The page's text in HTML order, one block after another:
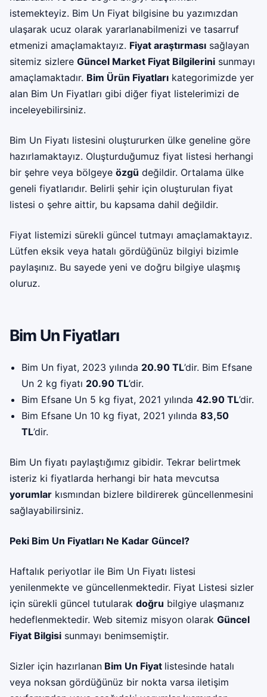
istemekteyiz. Bim Un Fiyat bilgisine bu yazımızdan
ulaşarak ucuz olarak yararlanabilmenizi ve tasarruf
etmenizi amaçlamaktayız. Fiyat araştırması sağlayan
sitemiz sizlere Güncel Market Fiyat Bilgilerini sunmayı
amaçlamaktadır. Bim Ürün Fiyatları kategorimizde yer
alan Bim Un Fiyatları gibi diğer fiyat listelerimizi de
inceleyebilirsiniz.
Bim Un Fiyatı listesini oluştururken ülke geneline göre
hazırlamaktayız. Oluşturduğumuz fiyat listesi herhangi
bir şehre veya bölgeye özgü değildir. Ortalama ülke
geneli fiyatlarıdır. Belirli şehir için oluşturulan fiyat
listesi o şehre aittir, bu kapsama dahil değildir.
Fiyat listemizi sürekli güncel tutmayı amaçlamaktayız.
Lütfen eksik veya hatalı gördüğünüz bilgiyi bizimle
paylaşınız. Bu sayede yeni ve doğru bilgiye ulaşmış
oluruz.
Bim Un Fiyatları
Bim Un fiyat, 2023 yılında 20.90 TL’dir. Bim Efsane
Un 2 kg fiyatı 20.90 TL’dir.
Bim Efsane Un 5 kg fiyat, 2021 yılında 42.90 TL’dir.
Bim Efsane Un 10 kg fiyat, 2021 yılında 83,50
TL’dir.
Bim Un fiyatı paylaştığımız gibidir. Tekrar belirtmek
isteriz ki fiyatlarda herhangi bir hata mevcutsa
yorumlar kısmından bizlere bildirerek güncellenmesini
sağlayabilirsiniz.
Peki Bim Un Fiyatları Ne Kadar Güncel?
Haftalık periyotlar ile Bim Un Fiyatı listesi
yenilenmekte ve güncellenmektedir. Fiyat Listesi sizler
için sürekli güncel tutularak doğru bilgiye ulaşmanız
hedeflenmektedir. Web sitemiz misyon olarak Güncel
Fiyat Bilgisi sunmayı benimsemiştir.
Sizler için hazırlanan Bim Un Fiyat listesinde hatalı
veya noksan gördüğünüz bir nokta varsa iletişim